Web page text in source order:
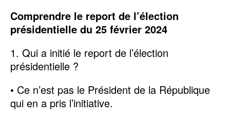
Comprendre le report de l’élection
présidentielle du 25 février 2024
1. Qui a initié le report de l’élection
présidentielle ?
• Ce n’est pas le Président de la République
qui en a pris l’initiative.